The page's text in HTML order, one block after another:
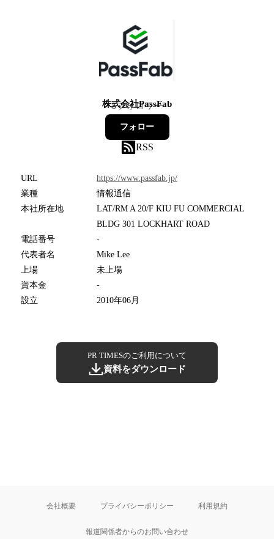
株式会社PassFab
5フォロワー
フォロー
RSS
URL
https://www.passfab.jp/
業種
情報通信
本社所在地
LAT/RM A 20/F KIU FU COMMERCIAL
BLDG 301 LOCKHART ROAD
電話番号
-
代表者名
Mike Lee
上場
未上場
資本金
-
設立
2010年06月
PR TIMESのご利用について
資料をダウンロード
会社概要 プライバシーポリシー 利用規約
報道関係者からのお問い合わせ